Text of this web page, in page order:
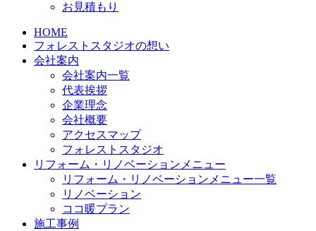
お見積もり
HOME
フォレストスタジオの想い
会社案内
会社案内一覧
代表挨拶
企業理念
会社概要
アクセスマップ
フォレストスタジオ
リフォーム・リノベーションメニュー
リフォーム・リノベーションメニュー一覧
リノベーション
ココ暖プラン
施工事例